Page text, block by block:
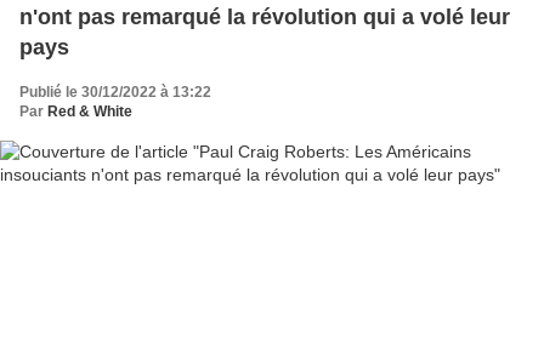
n'ont pas remarqué la révolution qui a volé leur
pays
Publié le 30/12/2022 à 13:22
Par Red & White